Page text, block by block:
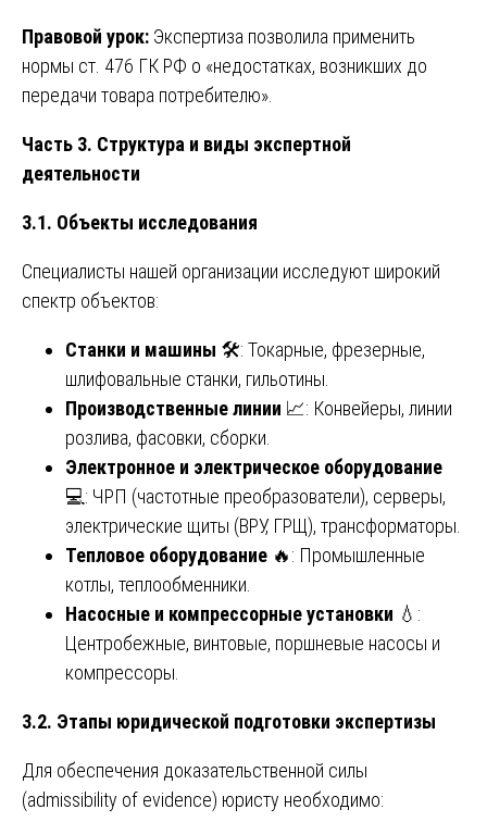
Правовой урок: Экспертиза позволила применить
нормы ст. 476 ГК РФ о «недостатках, возникших до
передачи товара потребителю».
Часть 3. Структура и виды экспертной
деятельности
3.1. Объекты исследования
Специалисты нашей организации исследуют широкий
спектр объектов:
Станки и машины 🛠️: Токарные, фрезерные,
шлифовальные станки, гильотины.
Производственные линии 📈: Конвейеры, линии
розлива, фасовки, сборки.
Электронное и электрическое оборудование
💻: ЧРП (частотные преобразователи), серверы,
электрические щиты (ВРУ, ГРЩ), трансформаторы.
Тепловое оборудование 🔥: Промышленные
котлы, теплообменники.
Насосные и компрессорные установки 💧:
Центробежные, винтовые, поршневые насосы и
компрессоры.
3.2. Этапы юридической подготовки экспертизы
Для обеспечения доказательственной силы
(admissibility of evidence) юристу необходимо: